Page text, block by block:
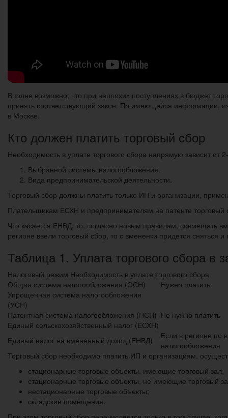
Вполне возможно, что при неплохих поступлениях в бюджет
принять соответствующий закон. По имеющейся информации,
в Москве.
Кто должен платить торговый сбор
Необходимость в уплате торгового сбора напрямую зависит от
Выбранной системы налогообложения.
Вида предпринимательской деятельности.
Торговый сбор должны платить только ИП и организации,
Плательщикам ЕСХН и предпринимателям на патенте торговый
Что касается ЕНВД, то, согласно новым правилам, совмещать
регионе ввели торговый сбор, то с вмененки придется сняться
Таблица 1. Уплата торгового сбора в
Налоговый режим Необходимость в уплате торгового сбора
Общая система налогообложения (ОСН)
Нужно платить
Упрощенная система налогообложения
(УСН)
Патентная система налогообложения (ПСН) Не нужно платить
Единый сельскохозяйственный налог (ЕСХН)
Единый налог на вмененный доход (ЕНВД)
Если в регионе по
налогообложения
Торговый сбор необходимо платить ИП и организациям,
стационарные торговые объекты, имеющие торговый зал;
стационарные торговые объекты, не имеющие торговый
нестационарные торговые объекты;
складские помещения.